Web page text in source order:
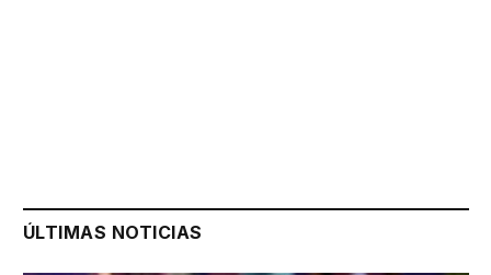
ÚLTIMAS NOTICIAS